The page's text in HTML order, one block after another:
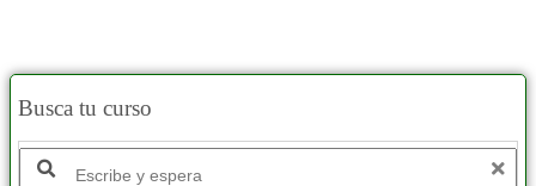
Busca tu curso